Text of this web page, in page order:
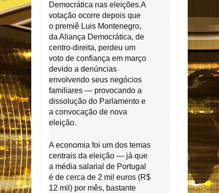
Democrática nas eleições.A
votação ocorre depois que
o premiê Luis Montenegro,
da Aliança Democrática, de
centro-direita, perdeu um
voto de confiança em março
devido a denúncias
envolvendo seus negócios
familiares — provocando a
dissolução do Parlamento e
a convocação de nova
eleição.
A economia foi um dos temas
centrais da eleição — já que
a média salarial de Portugal
é de cerca de 2 mil euros (R$
12 mil) por mês, bastante